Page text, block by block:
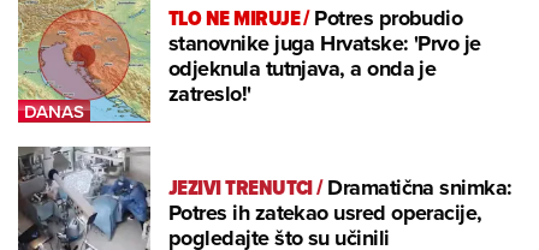
TLO NE MIRUJE/Potres probudio
stanovnike juga Hrvatske: 'Prvo je
odjeknula tutnjava, a onda je
zatreslo!'
JEZIVI TRENUTCI/Dramatična snimka:
Potres ih zatekao usred operacije,
pogledajte što su učinili